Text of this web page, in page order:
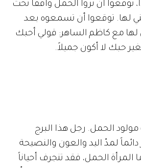
توقعوا أن تروا الحمل واقفاً تحت
لها. توقعوا أن تسمعوه بعد
مع كاظم الساهر: قولي أحبك
حبك لا أكون جميلاً.
الحمل. رجل هذا البرج
لمدّ اليد والعون والنصيحة
المرأة الحمل، فقد تنجرف أحياناً